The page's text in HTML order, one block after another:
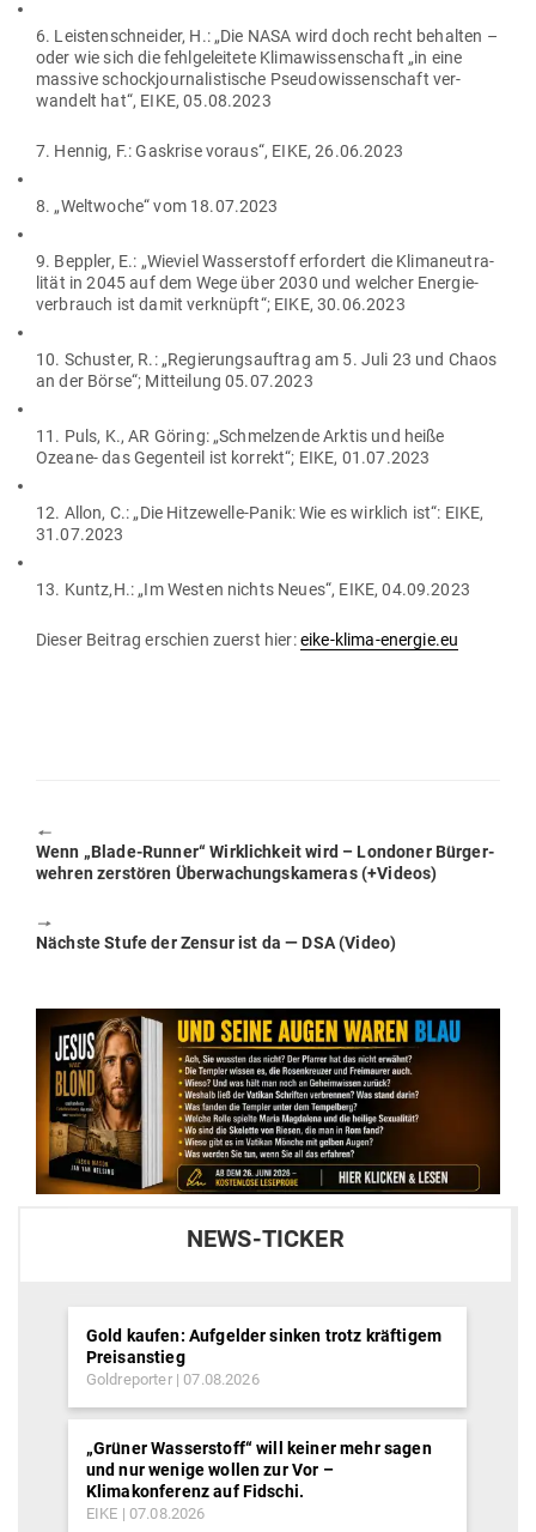
6. Leis­ten­schneider, H.: „Die NASA wird doch recht behalten –
oder wie sich die fehl­ge­leitete Kli­ma­wis­sen­schaft „in eine
massive schock­jour­na­lis­tische Pseu­do­wis­sen­schaft ver­
wandelt hat“, EIKE, 05.08.2023
7. Hennig, F.: Gas­krise voraus“, EIKE, 26.06.2023
8. „Welt­woche“ vom 18.07.2023
9. Beppler, E.: „Wieviel Was­ser­stoff erfordert die Kli­ma­neu­tra­
lität in 2045 auf dem Wege über 2030 und welcher Ener­gie­
ver­brauch ist damit ver­knüpft“; EIKE, 30.06.2023
10. Schuster, R.: „Regie­rungs­auftrag am 5. Juli 23 und Chaos
an der Börse“; Mit­teilung 05.07.2023
11. Puls, K., AR Göring: „Schmel­zende Arktis und heiße
Ozeane- das Gegenteil ist korrekt“; EIKE, 01.07.2023
12. Allon, C.: „Die Hit­ze­welle-Panik: Wie es wirklich ist“: EIKE,
31.07.2023
13. Kuntz,H.: „Im Westen nichts Neues“, EIKE, 04.09.2023
Dieser Beitrag erschien zuerst hier:eike-klima-energie.eu
🠔
Previous
post:
Wenn „Blade-Runner“ Wirk­lichkeit wird – Lon­doner Bür­ger­
wehren zer­stören Über­wa­chungs­ka­meras (+Videos)
🠖
Next
Nächste Stufe der Zensur ist da — DSA (Video)
NEWS-TICKER
Gold kaufen: Aufgelder sinken trotz kräftigem
Preisanstieg
Goldreporter 07.08.2026
„Grüner Wasserstoff“ will keiner mehr sagen
und nur wenige wollen zur Vor –
Klimakonferenz auf Fidschi.
EIKE 07.08.2026